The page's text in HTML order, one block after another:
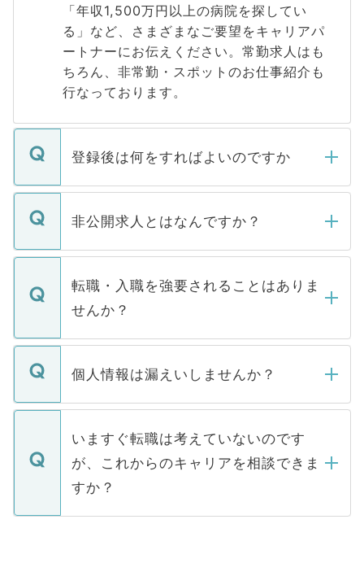
「年収1,500万円以上の病院を探してい
る」など、さまざまなご要望をキャリアパ
ートナーにお伝えください。常勤求人はも
ちろん、非常勤・スポットのお仕事紹介も
行なっております。
登録後は何をすればよいのですか
ご登録いただきましたら、弊社担当者がご
登録内容を確認し、その後メールもしくは
ます。通常、5営業日以内にはご連絡をせて
いただきますので、しばらくお待ちくださ
非公開求人とはなんですか？
マイナビDOCTORで取り扱っている求人の
うち約3割は、Webサイトからご覧いただ
けない「非公開求人」です。非公開求人は
下記の理由によって、一般には公開してい
ません。
■応募殺到を避けるため 人気のある医療機
関を公にしてしまうと、応募が殺到する場
に、医療機関が求める条件に合った人材の
みを人材紹介会社に依頼するケースが増え
ています。
転職・入職を強要されることはありま
せんか？
転職・入職を強要することは一切ありませ
ん。また、仮に応募先から内定をいただい
定を承諾する必要はありません。内定先へ
の辞退の連絡はキャリアパートナーが行い
個人情報は漏えいしませんか？
個人情報が漏えいすることはありませんの
で、ご安心ください。当サイトからの登録
などで収集したご登録者様の個人情報は、
ご本人のキャリアアップおよび転職活動の
支援を目的に使用いたします。お預かりし
ているすべての個人データはご本人の許可
いますぐ転職は考えていないのです
が、これからのキャリアを相談できま
すか？